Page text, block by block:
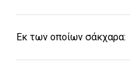
Εκ των οποίων σάκχαρα: